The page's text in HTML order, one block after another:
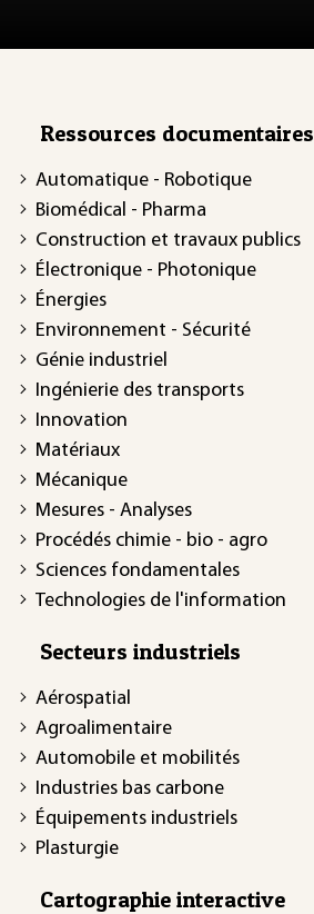
Ressources documentaires
Automatique - Robotique
Biomédical - Pharma
Construction et travaux publics
Électronique - Photonique
Énergies
Environnement - Sécurité
Génie industriel
Ingénierie des transports
Innovation
Matériaux
Mécanique
Mesures - Analyses
Procédés chimie - bio - agro
Sciences fondamentales
Technologies de l'information
Secteurs industriels
Aérospatial
Agroalimentaire
Automobile et mobilités
Industries bas carbone
Équipements industriels
Plasturgie
Cartographie interactive